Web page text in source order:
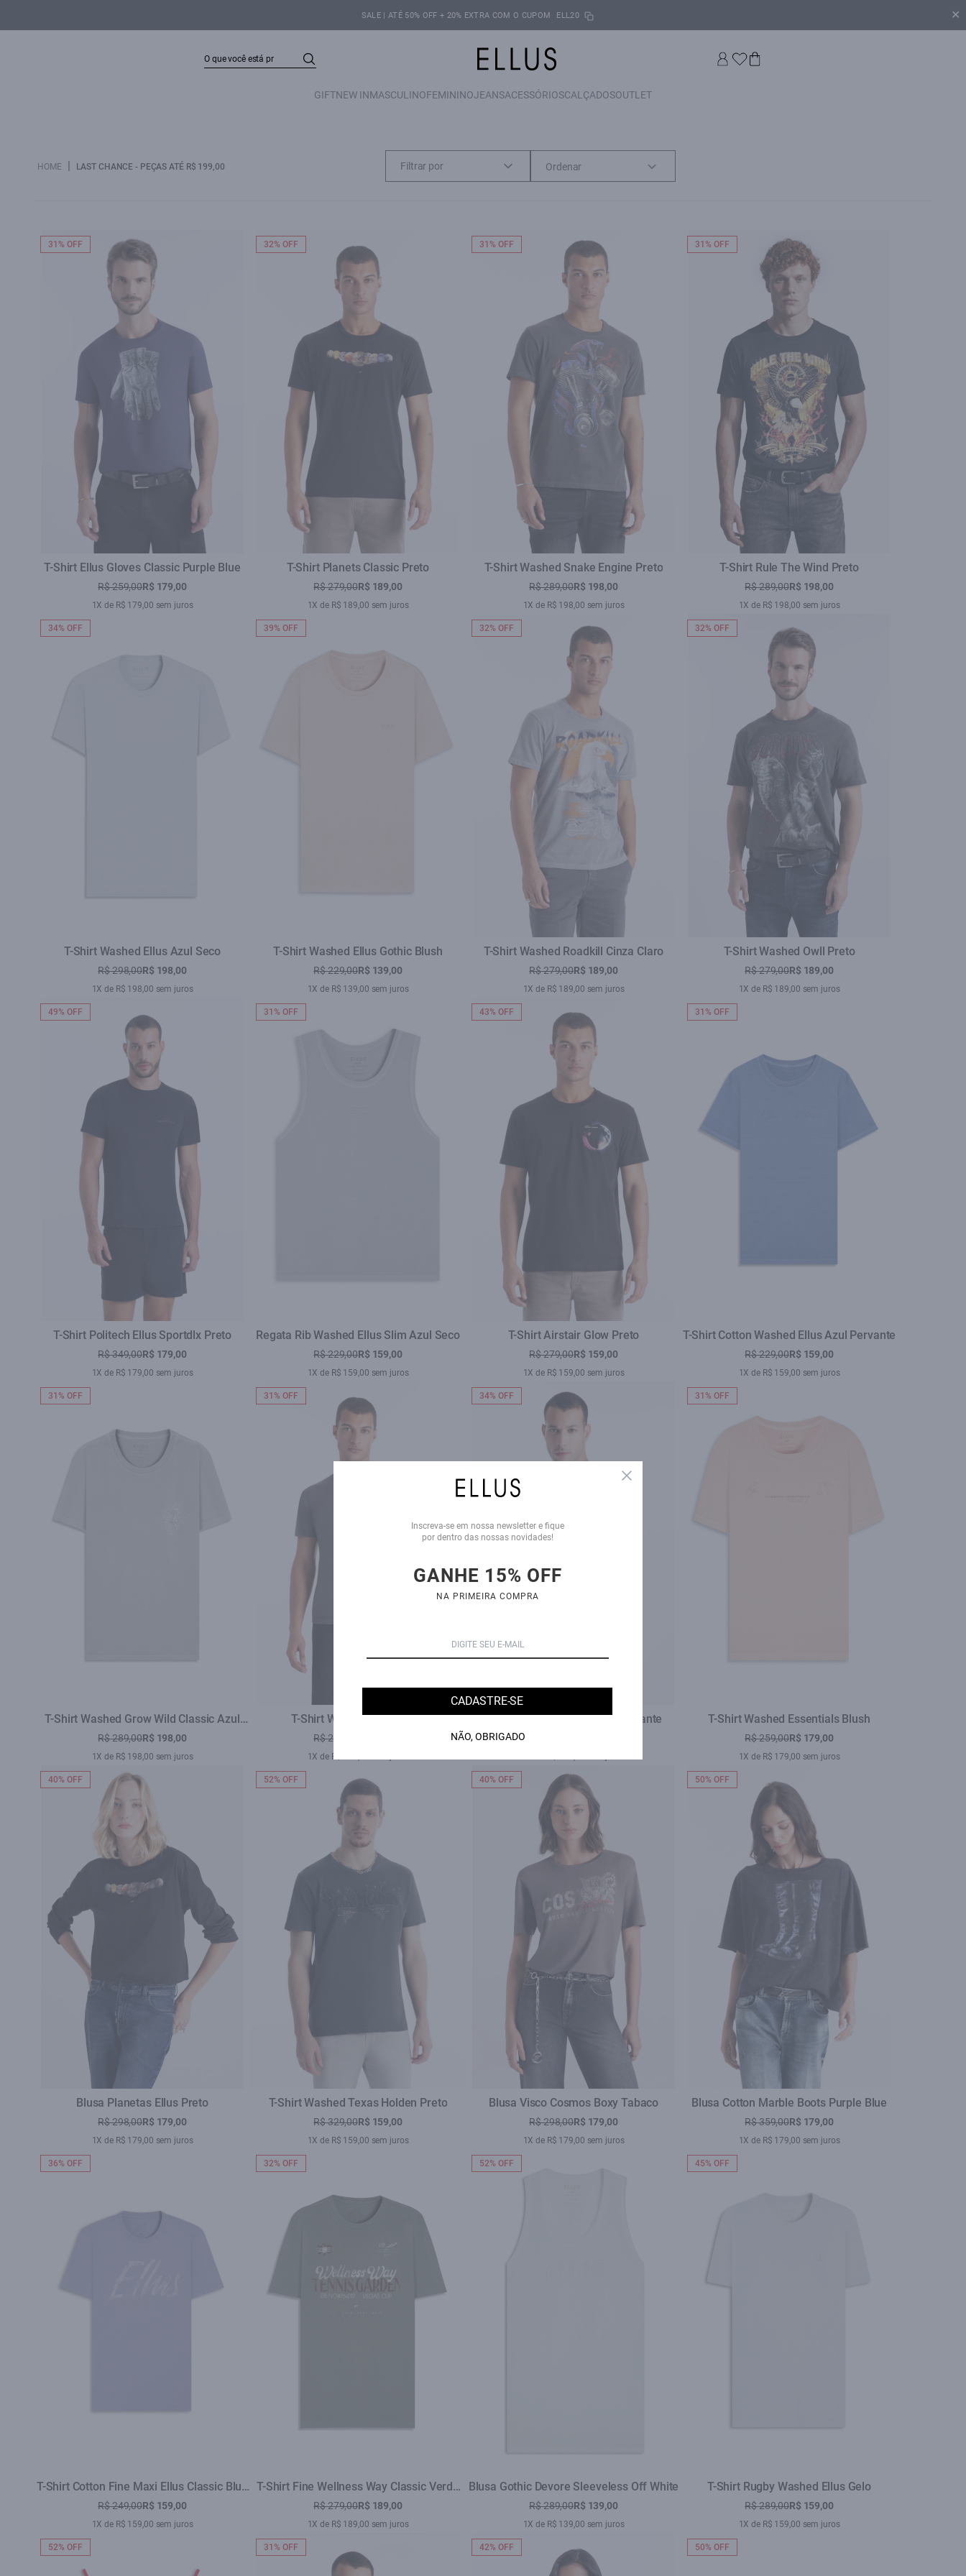
SALE | ATÉ 50% OFF + 20% EXTRA COM O CUPOM ELL20 ✕
GIFTNEW INMASCULINOFEMININOJEANSACESSÓRIOSCALÇADOSOUTLET
HOME | LAST CHANCE - PEÇAS ATÉ R$ 199,00 Filtrar por
T-Shirt Ellus Gloves Classic Purple Blue
R$ 259,00R$ 179,00
1X de R$ 179,00 sem juros
31% OFF
T-Shirt Planets Classic Preto
R$ 279,00R$ 189,00
1X de R$ 189,00 sem juros
32% OFF
T-Shirt Washed Snake Engine Preto
R$ 289,00R$ 198,00
1X de R$ 198,00 sem juros
31% OFF
T-Shirt Rule The Wind Preto
R$ 289,00R$ 198,00
1X de R$ 198,00 sem juros
31% OFF
T-Shirt Washed Ellus Azul Seco
R$ 298,00R$ 198,00
1X de R$ 198,00 sem juros
34% OFF
T-Shirt Washed Ellus Gothic Blush
R$ 229,00R$ 139,00
1X de R$ 139,00 sem juros
39% OFF
T-Shirt Washed Roadkill Cinza Claro
R$ 279,00R$ 189,00
1X de R$ 189,00 sem juros
32% OFF
T-Shirt Washed Owll Preto
R$ 279,00R$ 189,00
1X de R$ 189,00 sem juros
32% OFF
T-Shirt Politech Ellus Sportdlx Preto
R$ 349,00R$ 179,00
1X de R$ 179,00 sem juros
49% OFF
Regata Rib Washed Ellus Slim Azul Seco
R$ 229,00R$ 159,00
1X de R$ 159,00 sem juros
31% OFF
T-Shirt Airstair Glow Preto
R$ 279,00R$ 159,00
1X de R$ 159,00 sem juros
43% OFF
T-Shirt Cotton Washed Ellus Azul Pervante
R$ 229,00R$ 159,00
1X de R$ 159,00 sem juros
31% OFF
T-Shirt Washed Grow Wild Classic Azul
Seco
R$ 289,00R$ 198,00
1X de R$ 198,00 sem juros
31% OFF
T-Shirt Washed Ellus Preto
R$ 259,00
1X de R$ 179,00 sem juros
31% OFF
T-Shirt Washed Ellus Azul Pervante
34% OFF
T-Shirt Washed Essentials Blush
R$ 259,00R$ 179,00
1X de R$ 179,00 sem juros
31% OFF
Blusa Planetas Ellus Preto
R$ 298,00R$ 179,00
1X de R$ 179,00 sem juros
40% OFF
T-Shirt Washed Texas Holden Preto
R$ 329,00R$ 159,00
1X de R$ 159,00 sem juros
52% OFF
Blusa Visco Cosmos Boxy Tabaco
R$ 298,00R$ 179,00
1X de R$ 179,00 sem juros
40% OFF
Blusa Cotton Marble Boots Purple Blue
R$ 359,00R$ 179,00
1X de R$ 179,00 sem juros
50% OFF
T-Shirt Cotton Fine Maxi Ellus Classic Blue
Vintage
R$ 249,00R$ 159,00
1X de R$ 159,00 sem juros
36% OFF
T-Shirt Fine Wellness Way Classic Verde
Army
R$ 279,00R$ 189,00
1X de R$ 189,00 sem juros
32% OFF
Blusa Gothic Devore Sleeveless Off White
R$ 289,00R$ 139,00
1X de R$ 139,00 sem juros
52% OFF
T-Shirt Rugby Washed Ellus Gelo
R$ 289,00R$ 159,00
1X de R$ 159,00 sem juros
45% OFF
52% OFF 31% OFF 42% OFF 50% OFF
Close
Inscreva-se em nossa newsletter e fique
por dentro das nossas novidades!
GANHE 15% OFF
NA PRIMEIRA COMPRA
CADASTRE-SE
NÃO, OBRIGADO